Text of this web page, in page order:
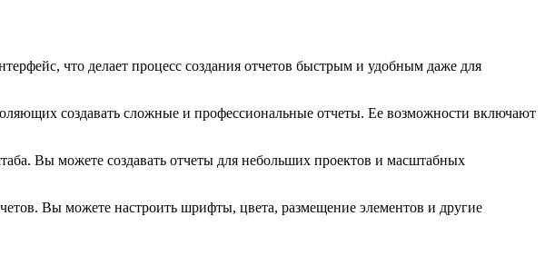
что делает процесс создания отчетов быстрым и удобным даже для
создавать сложные и профессиональные отчеты. Ее возможности включают
Вы можете создавать отчеты для небольших проектов и масштабных
Вы можете настроить шрифты, цвета, размещение элементов и другие